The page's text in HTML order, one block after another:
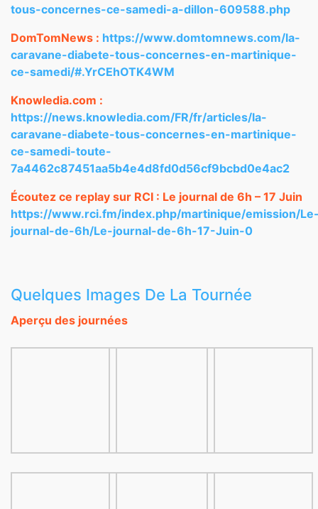
tous-concernes-ce-samedi-a-dillon-609588.php
DomTomNews : https://www.domtomnews.com/la-
caravane-diabete-tous-concernes-en-martinique-
ce-samedi/#.YrCEhOTK4WM
Knowledia.com :
https://news.knowledia.com/FR/fr/articles/la-
caravane-diabete-tous-concernes-en-martinique-
ce-samedi-toute-
7a4462c87451aa5b4e4d8fd0d56cf9bcbd0e4ac2
Écoutez ce replay sur RCI : Le journal de 6h – 17 Juin
https://www.rci.fm/index.php/martinique/emission/
journal-de-6h/Le-journal-de-6h-17-Juin-0
Quelques Images De La Tournée
Aperçu des journées